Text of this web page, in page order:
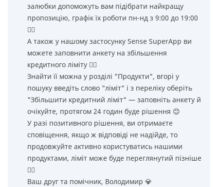
залюбки допоможуть вам підібрати найкращу
пропозицію, графік їх роботи пн-нд з 9:00 до 19:00
👌🏻
А також у нашому застосунку Sense SuperApp ви
можете заповнити анкету на збільшення
кредитного ліміту 👌🏻
Знайти її можна у розділі "Продукти", вгорі у
пошуку введіть слово "ліміт" і з переліку оберіть
"Збільшити кредитний ліміт" — заповніть анкету й
очікуйте, протягом 24 годин буде рішення 😊
У разі позитивного рішення, ви отримаєте
сповіщення, якщо ж відповіді не надійде, то
продовжуйте активно користуватись нашими
продуктами, ліміт може буде переглянутий пізніше
👌🏻
Ваш друг та помічник, Володимир 💎